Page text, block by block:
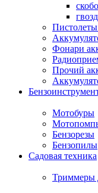
Пистолеты
Фонари
Прочий
Мотобуры
Бензорезы
Бензопилы
Садовая техника
Триммеры